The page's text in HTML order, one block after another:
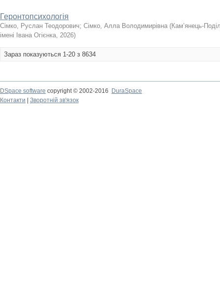
Геронтопсихологія
Сімко, Руслан Теодорович; Сімко, Алла Володимирівна (Кам’янець-
імені Івана Огієнка, 2026)
Зараз показуються 1-20 з 8634
DSpace software copyright © 2002-2016
DuraSpace
Контакти
Зворотній зв'язок